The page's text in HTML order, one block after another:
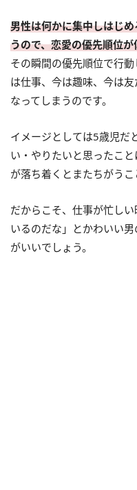
男性は何かに集中しはじ
うので、恋愛の優先順位
その瞬間の優先順位で行
は仕事、今は趣味、今は
なってしまうのです。
イメージとしては5歳児だ
い・やりたいと思ったこ
が落ち着くとまたちがうこ
だからこそ、仕事が忙し
いるのだな」とかわいい
がいいでしょう。